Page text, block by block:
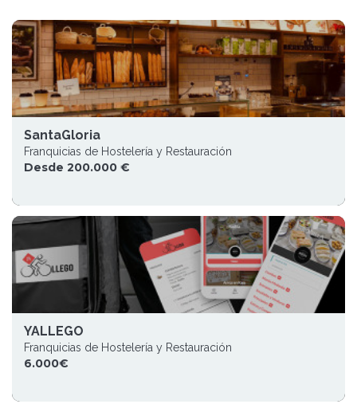
SantaGloria
Franquicias de Hostelería y Restauración
Desde 200.000 €
YALLEGO
Franquicias de Hostelería y Restauración
6.000€